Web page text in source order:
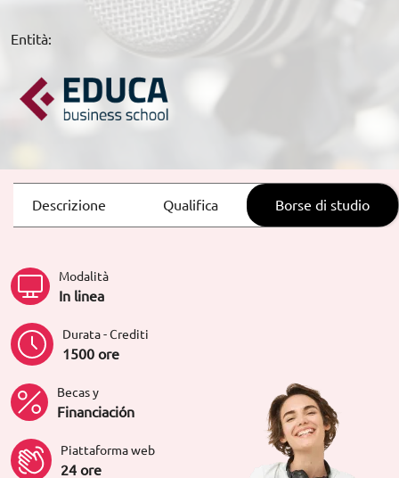
RISORSE EDUCATIVE
Entità:
Descrizione Qualifica Borse di studio
Modalità
In linea
Durata - Crediti
1500 ore
Becas y
Financiación
Piattaforma web
24 ore